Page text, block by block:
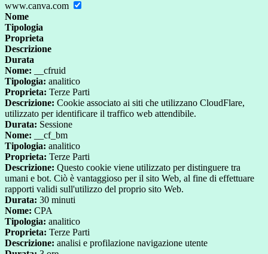
www.canva.com
Nome
Tipologia
Proprieta
Descrizione
Durata
Nome: __cfruid
Tipologia: analitico
Proprieta: Terze Parti
Descrizione: Cookie associato ai siti che utilizzano CloudFlare,
utilizzato per identificare il traffico web attendibile.
Durata: Sessione
Nome: __cf_bm
Tipologia: analitico
Proprieta: Terze Parti
Descrizione: Questo cookie viene utilizzato per distinguere tra
umani e bot. Ciò è vantaggioso per il sito Web, al fine di effettuare
rapporti validi sull'utilizzo del proprio sito Web.
Durata: 30 minuti
Nome: CPA
Tipologia: analitico
Proprieta: Terze Parti
Descrizione: analisi e profilazione navigazione utente